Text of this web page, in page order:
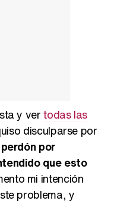
y vertodas las
disculparse por
por
que esto
mi intención
problema, y